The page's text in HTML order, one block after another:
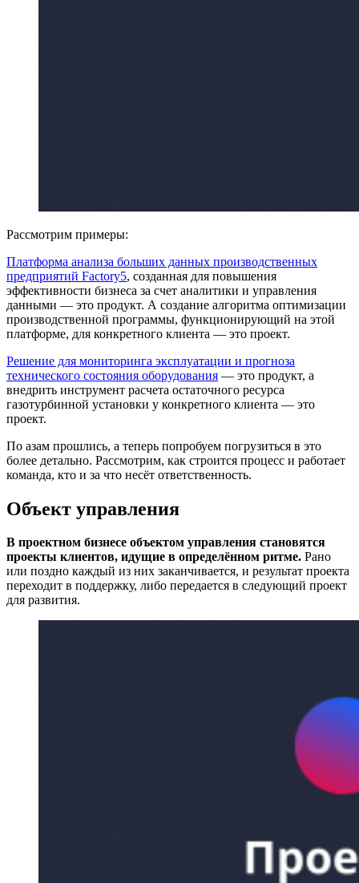
Рассмотрим примеры:
Платформа анализа больших данных производственных
предприятий Factory5, созданная для повышения
эффективности бизнеса за счет аналитики и управления
данными — это продукт. А создание алгоритма оптимизации
производственной программы, функционирующий на этой
платформе, для конкретного клиента — это проект.
Решение для мониторинга эксплуатации и прогноза
технического состояния оборудования — это продукт, а
внедрить инструмент расчета остаточного ресурса
газотурбинной установки у конкретного клиента — это
проект.
По азам прошлись, а теперь попробуем погрузиться в это
более детально. Рассмотрим, как строится процесс и работает
команда, кто и за что несёт ответственность.
Объект управления
В проектном бизнесе объектом управления становятся
проекты клиентов, идущие в определённом ритме. Рано
или поздно каждый из них заканчивается, и результат проекта
переходит в поддержку, либо передается в следующий проект
для развития.